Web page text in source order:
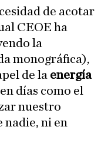
de acotar
CEOE ha
la
monográfica),
de la energía
días como el
nuestro
nadie, ni en